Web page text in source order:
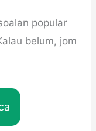
popular
belum, jom